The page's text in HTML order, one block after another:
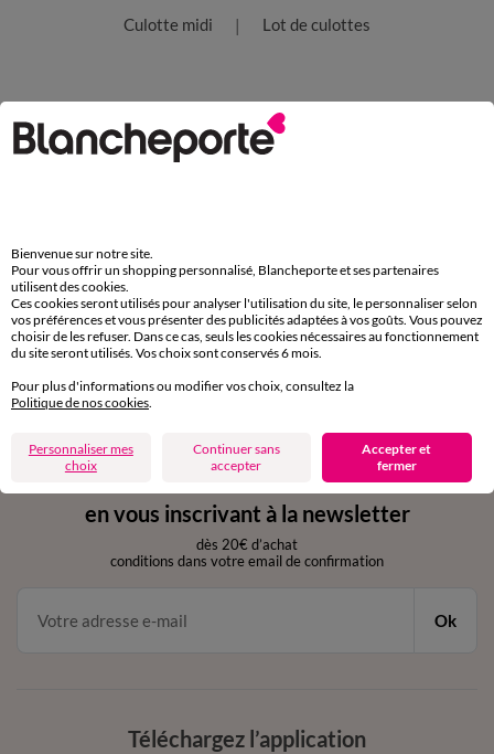
Culotte midi Lot de culottes
Paiement 100% sécurisé
Payez plus tard ou en plusieurs fois
Retours gratuits
sous 30 jours avec Mondial Relay uniquement
Service clients
par chat et par téléphone
de 8h00 à 20h00 du lundi au samedi
11€ Offerts
en vous inscrivant à la newsletter
dès 20€ d’achat
conditions dans votre email de confirmation
Ok
Téléchargez l’application
Bienvenue sur notre site.
Pour vous offrir un shopping personnalisé, Blancheporte et ses partenaires
utilisent des cookies.
Ces cookies seront utilisés pour analyser l'utilisation du site, le personnaliser selon
vos préférences et vous présenter des publicités adaptées à vos goûts. Vous pouvez
choisir de les refuser. Dans ce cas, seuls les cookies nécessaires au fonctionnement
du site seront utilisés. Vos choix sont conservés 6 mois.
Pour plus d'informations ou modifier vos choix, consultez la
Politique de nos cookies
Personnaliser mes
choix
Continuer sans
accepter
Accepter et
fermer